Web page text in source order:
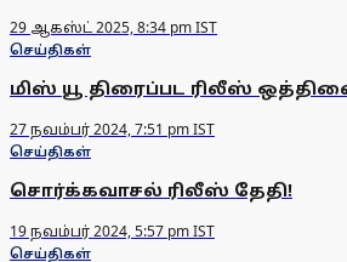
29 ஆகஸ்ட் 2025, 8:34 pm IST
செய்திகள்
மிஸ் யூ திரைப்பட ரிலீஸ்
27 நவம்பர் 2024, 7:51 pm IST
செய்திகள்
சொர்க்கவாசல் ரிலீஸ் தேதி!
19 நவம்பர் 2024, 5:57 pm IST
செய்திகள்